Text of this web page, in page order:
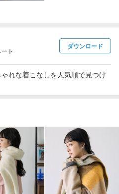
ト
ダウンロード
れな着こなしを人気順で見つけ